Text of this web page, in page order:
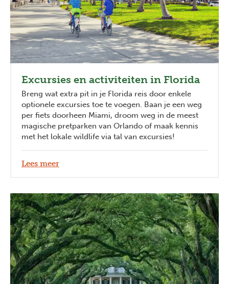
Excursies en activiteiten in Florida
Breng wat extra pit in je Florida reis door enkele
optionele excursies toe te voegen. Baan je een weg
per fiets doorheen Miami, droom weg in de meest
magische pretparken van Orlando of maak kennis
met het lokale wildlife via tal van excursies!
Lees meer